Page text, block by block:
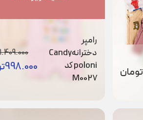
تومان
رامپر
دخترانهCandy
poloni کد
M0027
1.409.000
998.000